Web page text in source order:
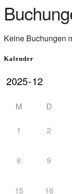
Keine Buchungen
Kalender
M D
1 2
8 9
15 16